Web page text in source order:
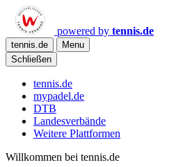
powered by tennis.de
tennis.de
Menu
Schließen
tennis.de
mypadel.de
DTB
Landesverbände
Weitere Plattformen
Willkommen bei tennis.de